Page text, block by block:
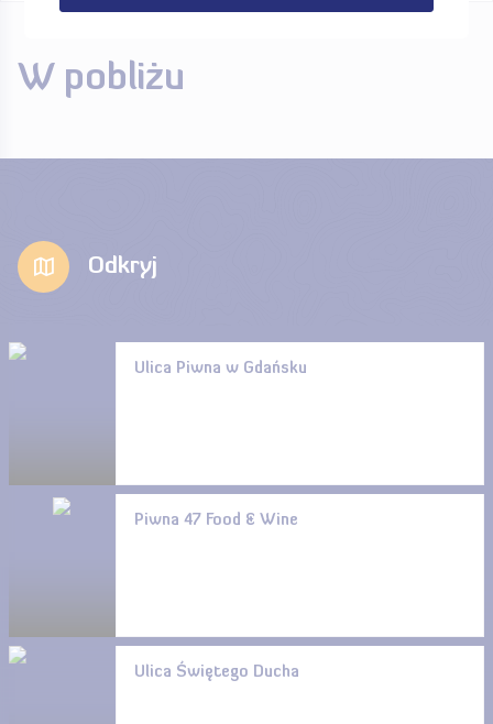
W pobliżu
Odkryj
Ulica Piwna w Gdańsku
Piwna 47 Food & Wine
Ulica Świętego Ducha